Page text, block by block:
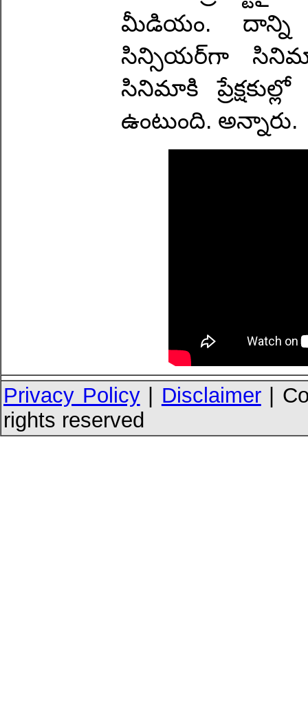
మీడియం. దాన్ని
సిన్సియర్‌గా
సినిమాకి
ఉంటుంది. అన్నారు.
Privacy Policy| Disclaimer|
rights reserved